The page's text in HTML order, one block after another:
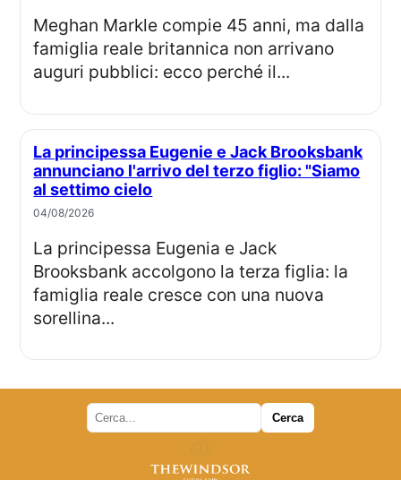
Meghan Markle compie 45 anni, ma dalla
famiglia reale britannica non arrivano
auguri pubblici: ecco perché il...
La principessa Eugenie e Jack Brooksbank
annunciano l'arrivo del terzo figlio: "Siamo
al settimo cielo
04/08/2026
La principessa Eugenia e Jack
Brooksbank accolgono la terza figlia: la
famiglia reale cresce con una nuova
sorellina...